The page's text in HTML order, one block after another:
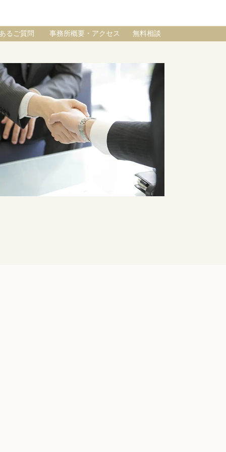
るご質問 事務所概要・アクセス 無料相談